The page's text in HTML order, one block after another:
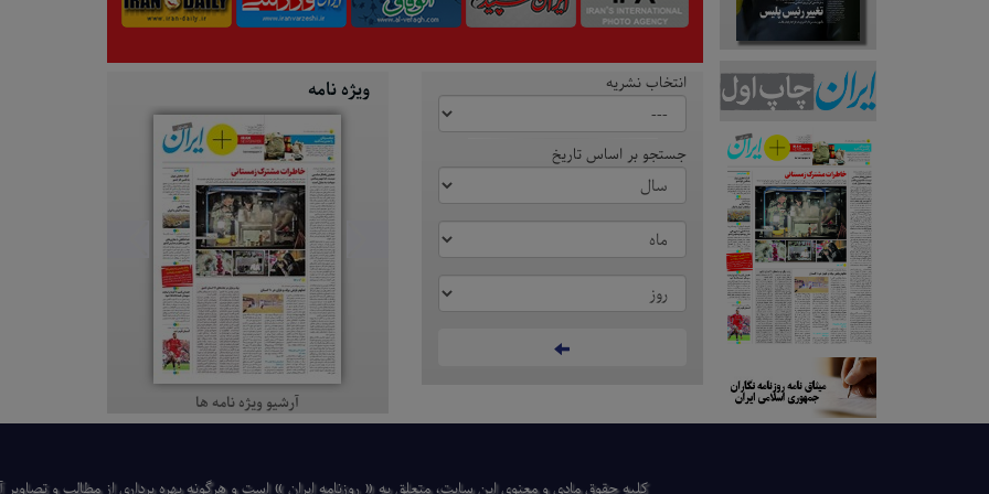
انتخاب نشریه
جستجو بر اساس تاریخ
ویژه نامه
آرشیو ویژه نامه ها
كلیه حقوق مادی و معنوی این سایت، متعلق به « روزنامه ایران » است و هرگونه بهره ‌برداری از مطالب و تصاویر